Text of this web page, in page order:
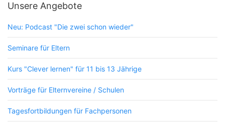
Unsere Angebote
Neu: Podcast "Die zwei schon wieder"
Seminare für Eltern
Kurs "Clever lernen" für 11 bis 13 Jährige
Vorträge für Elternvereine / Schulen
Tagesfortbildungen für Fachpersonen